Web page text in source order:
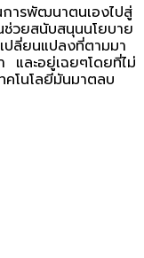
ารพัฒนาตนเองไปสู่
วยสนับสนุนนโยบาย
ปลี่ยนแปลงที่ตามมา
และอยู่เฉยๆโดยที่ไม่
คโนโลยีมันมาตลบ